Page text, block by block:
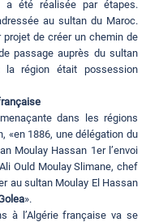
a été réalisée par étapes.
au sultan du Maroc.
projet de créer un chemin de
passage auprès du sultan
région était possession
dans les régions
«en 1886, une délégation du
Moulay Hassan 1er l’envoi
Ould Moulay Slimane, chef
au sultan Moulay El Hassan
».
à l’Algérie française va se